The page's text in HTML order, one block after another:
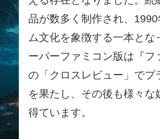
品が数多く制作され、
ム文化を象徴する一本とな
ーパーファミコン版は『フ
の「クロスレビュー」でプ
を果たし、その後も様々な
得ています。